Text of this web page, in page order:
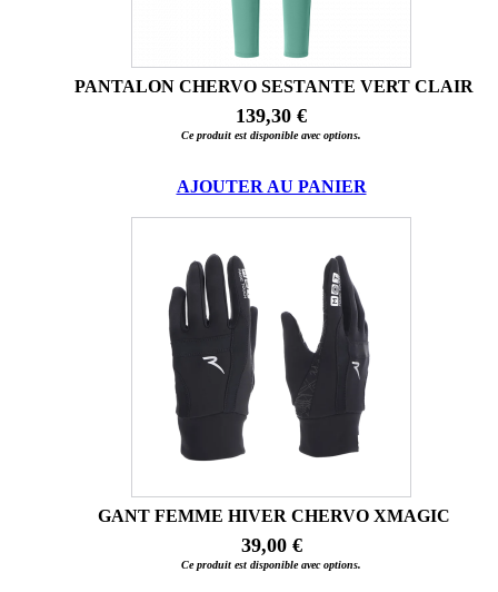
PANTALON CHERVO SESTANTE VERT CLAIR
139,30 €
Ce produit est disponible avec options.
AJOUTER AU PANIER
GANT FEMME HIVER CHERVO XMAGIC
39,00 €
Ce produit est disponible avec options.